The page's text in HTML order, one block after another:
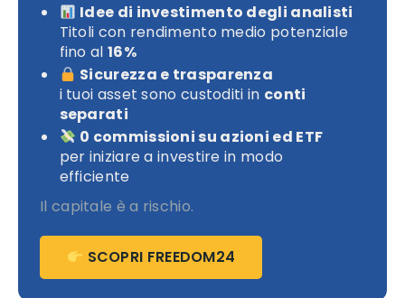
Idee di investimento degli analisti
Titoli con rendimento medio potenziale
fino al 16%
Sicurezza e trasparenza
i tuoi asset sono custoditi in conti
separati
0 commissioni su azioni ed ETF
per iniziare a investire in modo
efficiente
Il capitale è a rischio.
SCOPRI FREEDOM24